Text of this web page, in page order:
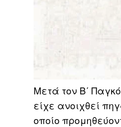
Μετά τον Β΄
είχε ανοιχθεί
οποίο